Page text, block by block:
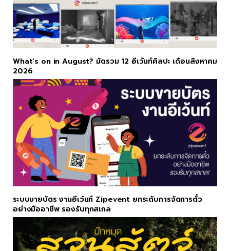
What’s on in August? มัดรวม 12 อีเว้นท์ศิลปะ เดือนสิงหาคม
2026
ระบบขายบัตร งานอีเว้นท์ Zipevent ยกระดับการจัดการตั๋ว
อย่างมืออาชีพ รองรับทุกสเกล